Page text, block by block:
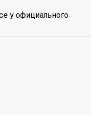
у официального